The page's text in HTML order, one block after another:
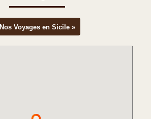
Nos Voyages en Sicile »